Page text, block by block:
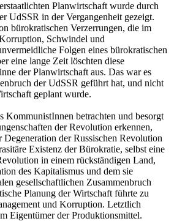
Planwirtschaft wurde durch
UdSSR in der Vergangenheit gezeigt.
bürokratischen Verzerrungen, die im
Schwindel und
Folgen eines bürokratischen
eine lange Zeit löschten diese
der Planwirtschaft aus. Das war es
der UdSSR geführt hat, und nicht
geplant wurde.
KommunistInnen betrachten und besorgt
der Revolution erkennen,
der Russischen Revolution
Existenz der Bürokratie, selbst eine
in einem rückständigen Land,
des Kapitalismus und dem sie
gesellschaftlichen Zusammenbruch
Planung der Wirtschaft führte zu
und Korruption. Letztlich
Eigentümer der Produktionsmittel.